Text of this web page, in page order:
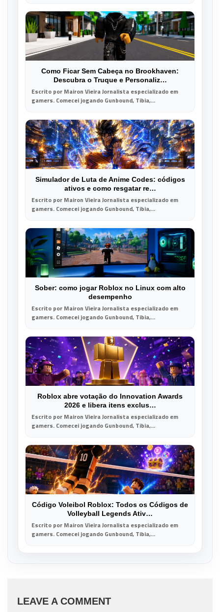
Como Ficar Sem Cabeça no Brookhaven:
Descubra o Truque e Personaliz…
Escrito por Mairon Vieira Jornalista especializado em
gamers. Comecei jogando Gunbound, Tibia,...
Simulador de Luta de Anime Codes: códigos
ativos e como resgatar re…
Escrito por Mairon Vieira Jornalista especializado em
gamers. Comecei jogando Gunbound, Tibia,...
Sober: como jogar Roblox no Linux com alto
desempenho
Escrito por Mairon Vieira Jornalista especializado em
gamers. Comecei jogando Gunbound, Tibia,...
Roblox abre votação do Innovation Awards
2026 e libera itens exclus…
Escrito por Mairon Vieira Jornalista especializado em
gamers. Comecei jogando Gunbound, Tibia,...
Código Voleibol Roblox: Todos os Códigos de
Volleyball Legends Ativ…
Escrito por Mairon Vieira Jornalista especializado em
gamers. Comecei jogando Gunbound, Tibia,...
LEAVE A COMMENT